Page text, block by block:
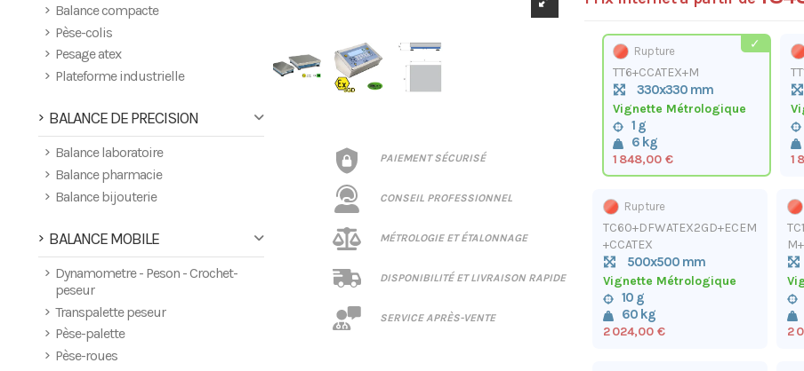
PAIEMENT SÉCURISÉ
CONSEIL PROFESSIONNEL
MÉTROLOGIE ET ÉTALONNAGE
DISPONIBILITÉ ET LIVRAISON RAPIDE
SERVICE APRÈS-VENTE
TT6+CCATEX+M
330x330 mm
Vignette Métrologique
1 g
6 kg
1 848,00 €
Rupture
1
TC60+DFWATEX2GD+ECEM
+CCATEX
500x500 mm
Vignette Métrologique
10 g
60 kg
2 024,00 €
Rupture
2
Balance compacte
Pèse-colis
Pesage atex
Plateforme industrielle
BALANCE DE PRECISION
Balance laboratoire
Balance pharmacie
Balance bijouterie
BALANCE MOBILE
Dynamometre - Peson - Crochet-
peseur
Transpalette peseur
Pèse-palette
Pèse-roues